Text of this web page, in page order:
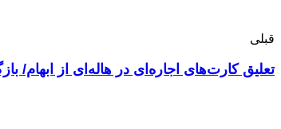
قبلی
تعلیق کارت‌های اجاره‌ای در هاله‌ای از ابهام/